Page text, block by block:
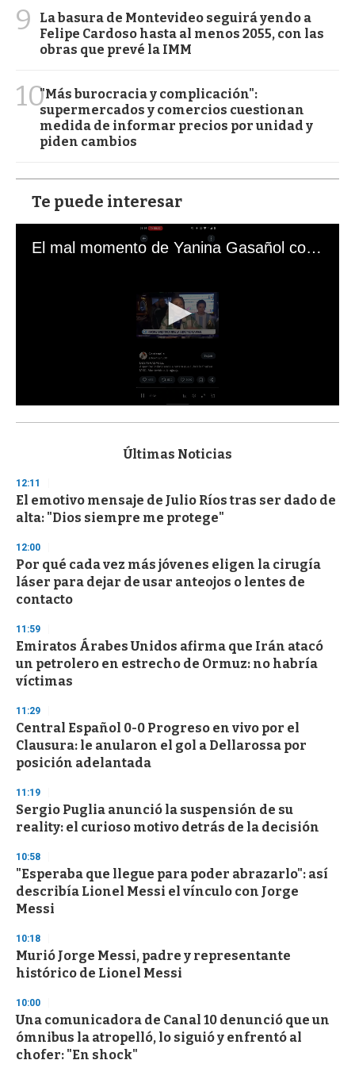
9
La basura de Montevideo seguirá yendo a
Felipe Cardoso hasta al menos 2055, con las
obras que prevé la IMM
10"Más burocracia y complicación":
supermercados y comercios cuestionan
medida de informar precios por unidad y
piden cambios
Te puede interesar
El mal momento de Yanina Gasañol con un hincha argentino en "Subrayado"
s
d
s
o
f
3
s
e
c
o
d
s
Últimas Noticias
12:11
El emotivo mensaje de Julio Ríos tras ser dado de
alta: "Dios siempre me protege"
12:00
Por qué cada vez más jóvenes eligen la cirugía
láser para dejar de usar anteojos o lentes de
contacto
11:59
Emiratos Árabes Unidos afirma que Irán atacó
un petrolero en estrecho de Ormuz: no habría
víctimas
11:29
Central Español 0-0 Progreso en vivo por el
Clausura: le anularon el gol a Dellarossa por
posición adelantada
11:19
Sergio Puglia anunció la suspensión de su
reality: el curioso motivo detrás de la decisión
10:58
"Esperaba que llegue para poder abrazarlo": así
describía Lionel Messi el vínculo con Jorge
Messi
10:18
Murió Jorge Messi, padre y representante
histórico de Lionel Messi
10:00
Una comunicadora de Canal 10 denunció que un
ómnibus la atropelló, lo siguió y enfrentó al
chofer: "En shock"